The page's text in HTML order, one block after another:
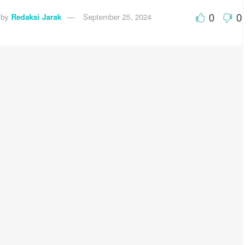
by Redaksi Jarak September 25, 2024 0 0